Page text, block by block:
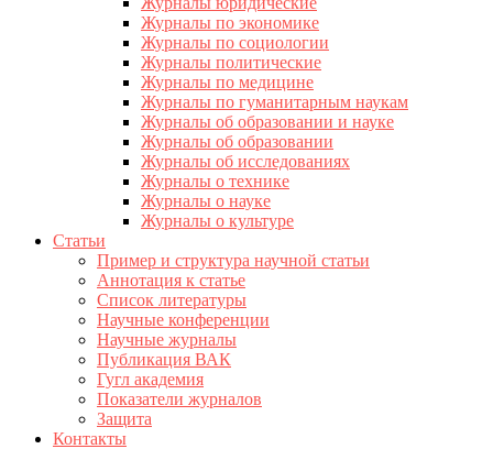
Журналы по экономике
Журналы по социологии
Журналы политические
Журналы по медицине
Журналы по гуманитарным наукам
Журналы об образовании и науке
Журналы об образовании
Журналы об исследованиях
Журналы о технике
Журналы о науке
Журналы о культуре
Статьи
Пример и структура научной статьи
Аннотация к статье
Список литературы
Научные конференции
Научные журналы
Публикация ВАК
Гугл академия
Показатели журналов
Защита
Контакты